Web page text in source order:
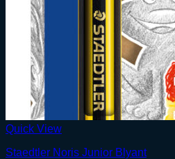
Quick View
Staedtler Noris Junior Blyant